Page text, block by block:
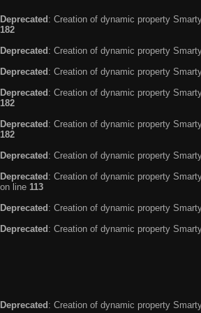
Deprecated : Creation of dynamic property
182
Deprecated : Creation of dynamic property
Deprecated : Creation of dynamic property
Deprecated : Creation of dynamic property
182
Deprecated : Creation of dynamic property
182
Deprecated : Creation of dynamic property
Deprecated : Creation of dynamic property
on line 113
Deprecated : Creation of dynamic property
Deprecated : Creation of dynamic property
Deprecated: Creation of dynamic property